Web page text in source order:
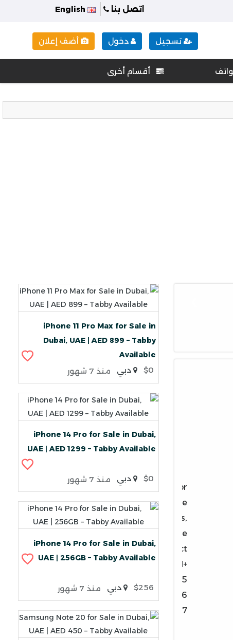
اتصل بنا
تسجيل دخول أضف إعلان
أقسام أخرى
For
more
details,
please
contact:
+971
55
496
3067
iPhone 11 Pro Max for Sale in
Dubai, UAE | AED 899 – Tabby
Available
$0 دبي منذ 7 شهور
iPhone 14 Pro for Sale in Dubai,
UAE | AED 1299 – Tabby Available
$0 دبي منذ 7 شهور
iPhone 14 Pro for Sale in Dubai,
UAE | 256GB – Tabby Available
$256 دبي منذ 7 شهور